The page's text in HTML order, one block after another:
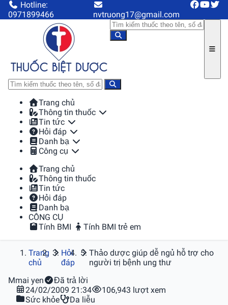
Hotline:
0971899466
nvtruong17@gmail.com
Trang chủ
Thông tin thuốc
Tin tức
Hỏi đáp
Danh bạ
Công cụ
Trang chủ
Thông tin thuốc
Tin tức
Hỏi đáp
Danh bạ
CÔNG CỤ
Tính BMI
Tính BMI trẻ em
Trang
chủ
Hỏi
đáp
Thảo dược giúp dễ ngủ hỗ trợ cho
người trị bệnh ung thư
Mmai yen
Đã trả lời
24/02/2009 21:34
106,943 lượt xem
Sức khỏe
Da liễu